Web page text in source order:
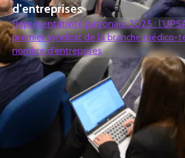
d'entreprises
Représentativité patronale 2025 :
premier syndicat de la branche médico-
nombre d’entreprises